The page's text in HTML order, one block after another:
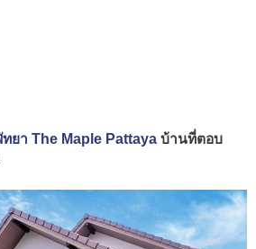
ทยา The Maple Pattaya บ้านที่ตอบ